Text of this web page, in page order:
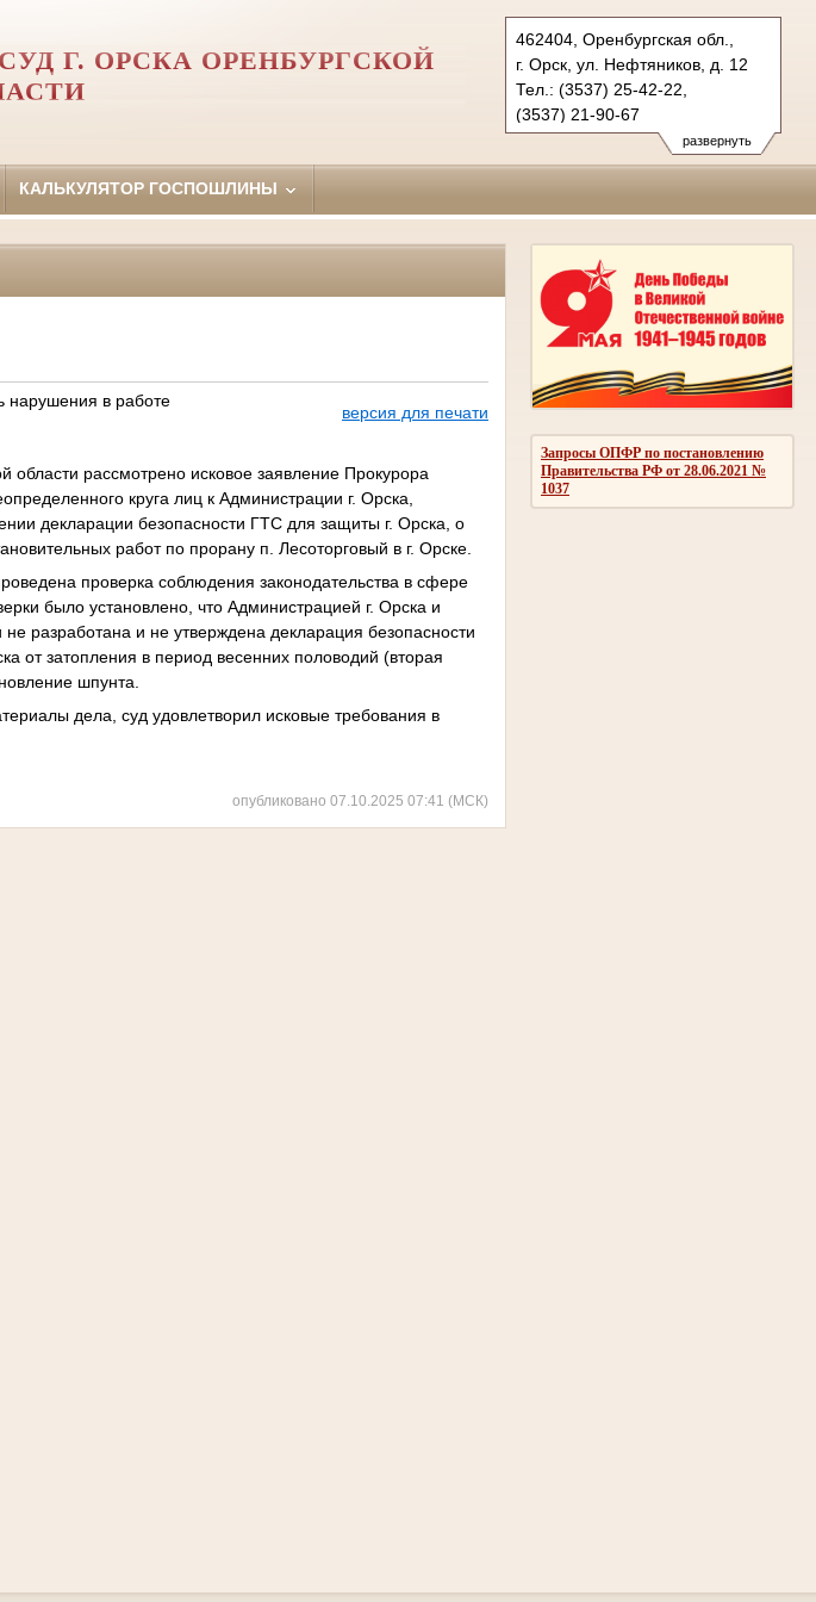
развернуть
462404, Оренбургская обл.,
г. Орск, ул. Нефтяников, д. 12
Тел.: (3537) 25-42-22,
(3537) 21-90-67
oktyabrskyorsk.orb@sudrf.ru
Г. ОРСКА ОРЕНБУРГСКОЙ
КАЛЬКУЛЯТОР ГОСПОШЛИНЫ
Запросы ОПФР по постановлению
Правительства РФ от 28.06.2021 №
1037
нарушения в работе
версия для печати
рассмотрено исковое заявление Прокурора
круга лиц к Администрации г. Орска,
декларации безопасности ГТС для защиты г. Орска, о
работ по прорану п. Лесоторговый в г. Орске.
проверка соблюдения законодательства в сфере
было установлено, что Администрацией г. Орска и
разработана и не утверждена декларация безопасности
от затопления в период весенних половодий (вторая
шпунта.
дела, суд удовлетворил исковые требования в
опубликовано 07.10.2025 07:41 (МСК)